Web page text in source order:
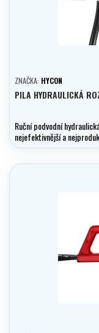
ZNAČKA: HYCON
PILA HYDRAULICKÁ
Ruční podvodní
nejefektivnější a
svému výkonu a hloubce